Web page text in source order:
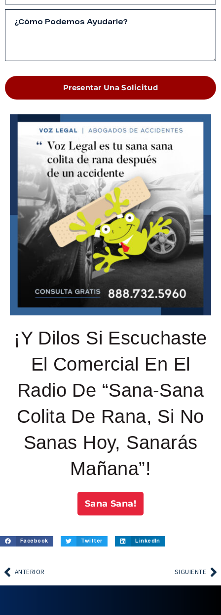
Presentar Una Solicitud
¡Y Dilos Si Escuchaste
El Comercial En El
Radio De “Sana-Sana
Colita De Rana, Si No
Sanas Hoy, Sanarás
Mañana”!
Sana Sana!
Facebook Twitter LinkedIn
ANTERIOR SIGUIENTE